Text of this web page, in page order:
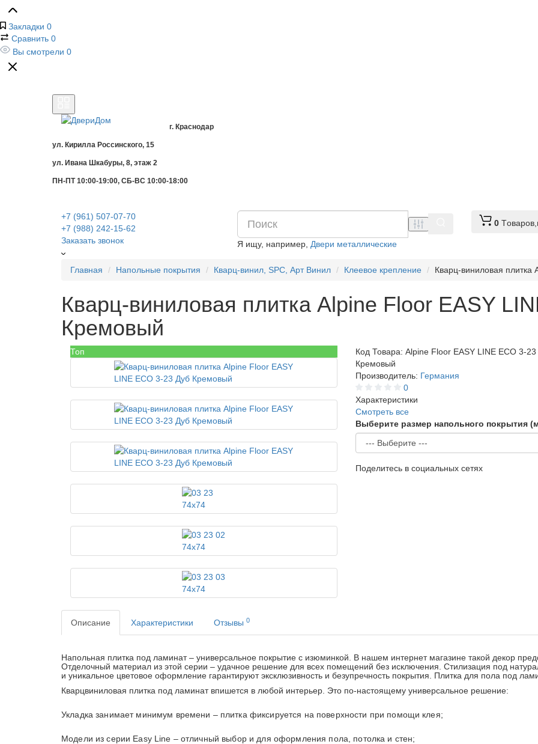
Закладки 0
Сравнить 0
Вы смотрели 0
г. Краснодар
ул. Кирилла Россинского, 15
ул. Ивана Шкабуры, 8, этаж 2
ПН-ПТ 10:00-19:00, СБ-ВС 10:00-18:00
+7 (961) 507-07-70
+7 (988) 242-15-62
Заказать звонок
Я ищу, например, Двери металлические
0 Tоваров,
Главная Напольные покрытия Кварц-винил, SPC, Арт Винил Клеевое крепление Кварц-виниловая
Кварц-виниловая плитка Alpine Floor EASY
Кремовый
Топ Код Товара: Alpine Floor EASY LINE ЕСО 3-23
Кремовый
Производитель: Германия
0
Характеристики
Смотреть все
Выберите размер напольного покрытия
Поделитесь в социальных сетях
Описание Характеристики Отзывы 0
Напольная плитка под ламинат – универсальное покрытие с изюминкой. В нашем интернет магазине такой декор
Отделочный материал из этой серии – удачное решение для всех помещений без исключения. Стилизация под
и уникальное цветовое оформление гарантируют эксклюзивность и безупречность покрытия. Плитка для пола под
Кварцвиниловая плитка под ламинат впишется в любой интерьер. Это по-настоящему универсальное решение:
Укладка занимает минимум времени – плитка фиксируется на поверхности при помощи клея;
Модели из серии Easy Line – отличный выбор и для оформления пола, потолка и стен;